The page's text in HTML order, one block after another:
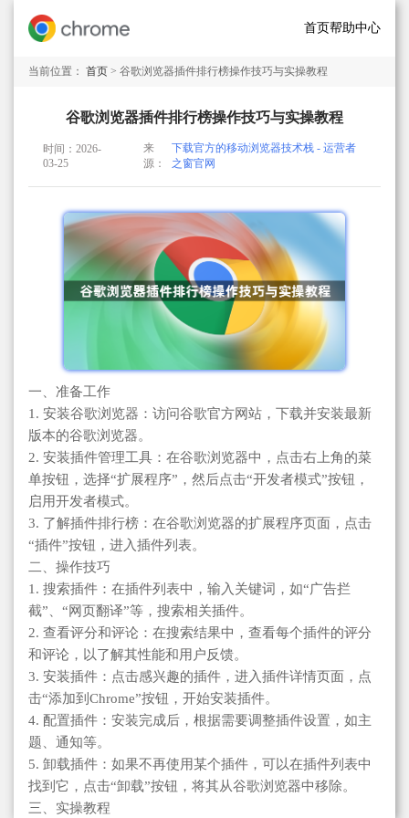
首页帮助中心
当前位置： 首页 > 谷歌浏览器插件排行榜操作技巧与实操教程
谷歌浏览器插件排行榜操作技巧与实操教程
时间：2026-
03-25
来
源：
下载官方的移动浏览器技术栈 - 运营者
之窗官网
一、准备工作
1. 安装谷歌浏览器：访问谷歌官方网站，下载并安装最新
版本的谷歌浏览器。
2. 安装插件管理工具：在谷歌浏览器中，点击右上角的菜
单按钮，选择“扩展程序”，然后点击“开发者模式”按钮，
启用开发者模式。
3. 了解插件排行榜：在谷歌浏览器的扩展程序页面，点击
“插件”按钮，进入插件列表。
二、操作技巧
1. 搜索插件：在插件列表中，输入关键词，如“广告拦
截”、“网页翻译”等，搜索相关插件。
2. 查看评分和评论：在搜索结果中，查看每个插件的评分
和评论，以了解其性能和用户反馈。
3. 安装插件：点击感兴趣的插件，进入插件详情页面，点
击“添加到Chrome”按钮，开始安装插件。
4. 配置插件：安装完成后，根据需要调整插件设置，如主
题、通知等。
5. 卸载插件：如果不再使用某个插件，可以在插件列表中
找到它，点击“卸载”按钮，将其从谷歌浏览器中移除。
三、实操教程